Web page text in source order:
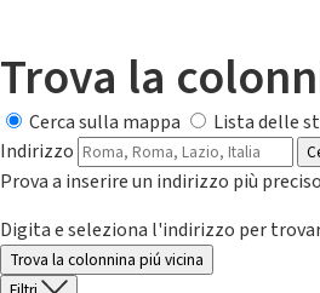
Trova la
Cerca sulla mappa
Lista delle
Indirizzo
Prova a inserire un indirizzo più
Digita e seleziona l'indirizzo per
Trova la colonnina piú vicina